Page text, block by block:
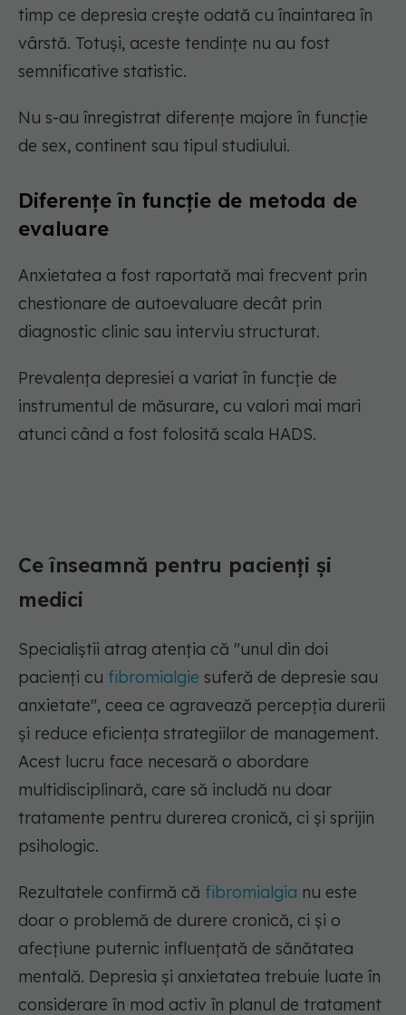
timp ce depresia crește odată cu înaintarea în
vârstă. Totuși, aceste tendințe nu au fost
semnificative statistic.
Nu s-au înregistrat diferențe majore în funcție
de sex, continent sau tipul studiului.
Diferențe în funcție de metoda de
evaluare
Anxietatea a fost raportată mai frecvent prin
chestionare de autoevaluare decât prin
diagnostic clinic sau interviu structurat.
Prevalența depresiei a variat în funcție de
instrumentul de măsurare, cu valori mai mari
atunci când a fost folosită scala HADS.
Ce înseamnă pentru pacienți și
medici
Specialiștii atrag atenția că "unul din doi
pacienți cu fibromialgie suferă de depresie sau
anxietate", ceea ce agravează percepția durerii
și reduce eficiența strategiilor de management.
Acest lucru face necesară o abordare
multidisciplinară, care să includă nu doar
tratamente pentru durerea cronică, ci și sprijin
psihologic.
Rezultatele confirmă că fibromialgia nu este
doar o problemă de durere cronică, ci și o
afecțiune puternic influențată de sănătatea
mentală. Depresia și anxietatea trebuie luate în
considerare în mod activ în planul de tratament